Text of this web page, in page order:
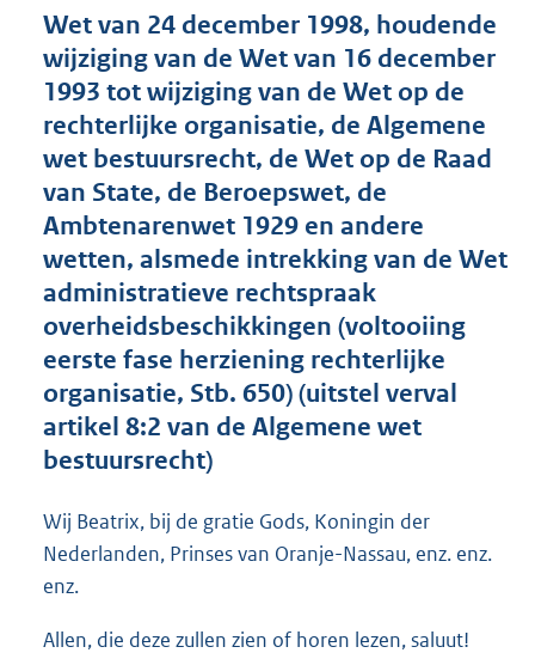
n
d
s
g
o
o
t
e
:
1
K
b
Wet van 24 december 1998, houdende
wijziging van de Wet van 16 december
1993 tot wijziging van de Wet op de
rechterlijke organisatie, de Algemene
wet bestuursrecht, de Wet op de Raad
van State, de Beroepswet, de
Ambtenarenwet 1929 en andere
wetten, alsmede intrekking van de Wet
administratieve rechtspraak
overheidsbeschikkingen (voltooiing
eerste fase herziening rechterlijke
organisatie, Stb. 650) (uitstel verval
artikel 8:2 van de Algemene wet
bestuursrecht)
Wij Beatrix, bij de gratie Gods, Koningin der
Nederlanden, Prinses van Oranje-Nassau, enz. enz.
enz.
Allen, die deze zullen zien of horen lezen, saluut!